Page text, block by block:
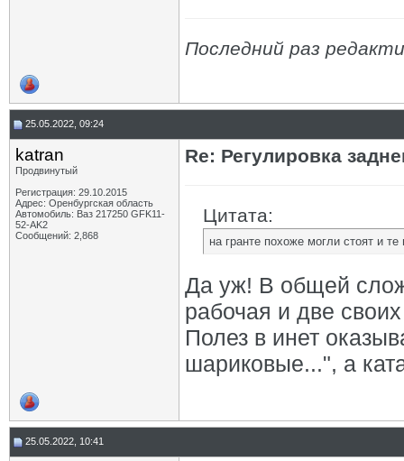
Последний раз
25.05.2022, 09:24
katran
Продвинутый
Регистрация: 29.10.2015
Адрес: Оренбургская область
Автомобиль: Ваз 217250 GFK11-
52-AK2
Сообщений: 2,868
Re: Регулировка
Цитата:
на гранте похоже могли стоят и
Да уж! В общей
рабочая и две
Полез в инет
шариковые...", а
25.05.2022, 10:41